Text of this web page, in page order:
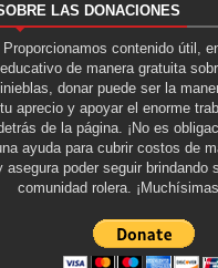
LAS DONACIONES
Proporcionamos contenido útil,
educativo de manera gratuita
donar puede ser la
tu aprecio y apoyar el enorme
de la página. ¡No es
ayuda para cubrir costos de
asegura poder seguir brindando
comunidad rolera.